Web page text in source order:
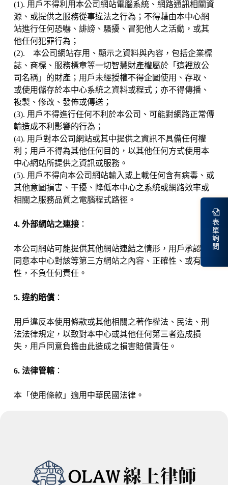
表
單
詢
問
(1). 用戶不得利用本公司網站電腦系統、網路通訊相關資
源、或提供之服務從事違法之行為；不得藉由本中心網
站進行任何恐嚇、誹謗、騷擾、冒犯他人之活動，或其
他任何犯罪行為；
(2). 本公司網站存用、顯示之資料與內容，包括企業標
誌、商標、服務標章等一切智慧財產權屬於「這裡放公
司名稱」的財產；用戶未經授權不得企圖使用、存取、
或使用儲存於本中心系統之資料或程式；亦不得傳播、
複製、修改、發佈或傳送；
(3). 用戶不得進行任何不利於本公司、可能對網路正常傳
輸造成不利影響的行為；
(4). 用戶對本公司網站或其中提供之資訊不具備任何權
利；用戶不得為其他任何目的，以其他任何方式使用本
中心網站所提供之資訊或服務。
(5). 用戶不得向本公司網站輸入或上載任何含有病毒、或
其他意圖損害、干擾、降低本中心之系統或網路效率或
相關之服務品質之電腦程式路徑。
4. 外部網站之連接：
本公司網站可能提供其他網站連結之情形，用戶承認並
同意本中心對該等第三方網站之內容、正確性、或有效
性，不負任何責任。
5. 違約賠償：
用戶違反本使用條款或其他相關之著作權法、民法、刑
法法律規定，以致對本中心或其他任何第三者造成損
失，用戶同意負擔由此造成之損害賠償責任。
6. 法律管轄：
本「使用條款」適用中華民國法律。